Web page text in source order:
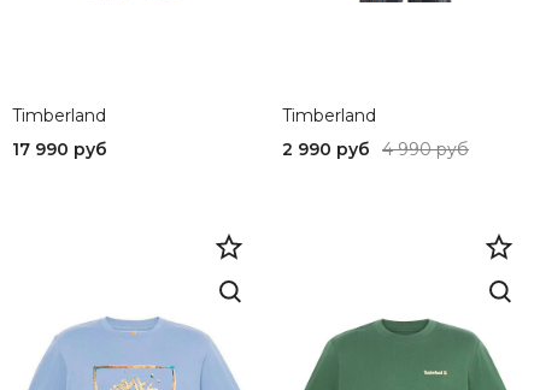
Timberland
17 990 руб
Timberland
2 990 руб
4 990 руб